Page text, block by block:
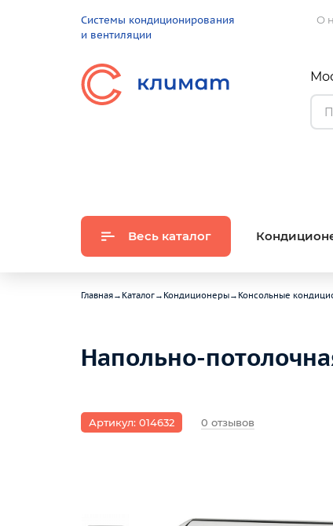
Системы кондиционирования
и вентиляции
О
Весь каталог
Главная→ Каталог→ Кондиционеры→ Консольные
Напольно-
Артикул: 014632 0 отзывов